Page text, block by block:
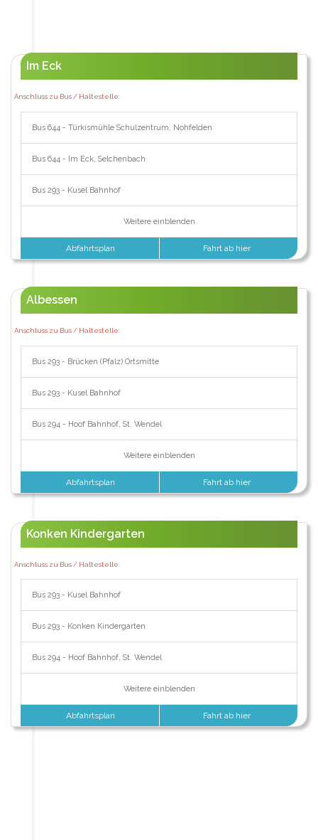
Im Eck
Anschluss zu Bus / Haltestelle:
Bus 644 - Türkismühle Schulzentrum, Nohfelden
Bus 644 - Im Eck, Selchenbach
Bus 293 - Kusel Bahnhof
Weitere einblenden
Abfahrtsplan Fahrt ab hier
Albessen
Anschluss zu Bus / Haltestelle:
Bus 293 - Brücken (Pfalz) Ortsmitte
Bus 293 - Kusel Bahnhof
Bus 294 - Hoof Bahnhof, St. Wendel
Weitere einblenden
Abfahrtsplan Fahrt ab hier
Konken Kindergarten
Anschluss zu Bus / Haltestelle:
Bus 293 - Kusel Bahnhof
Bus 293 - Konken Kindergarten
Bus 294 - Hoof Bahnhof, St. Wendel
Weitere einblenden
Abfahrtsplan Fahrt ab hier